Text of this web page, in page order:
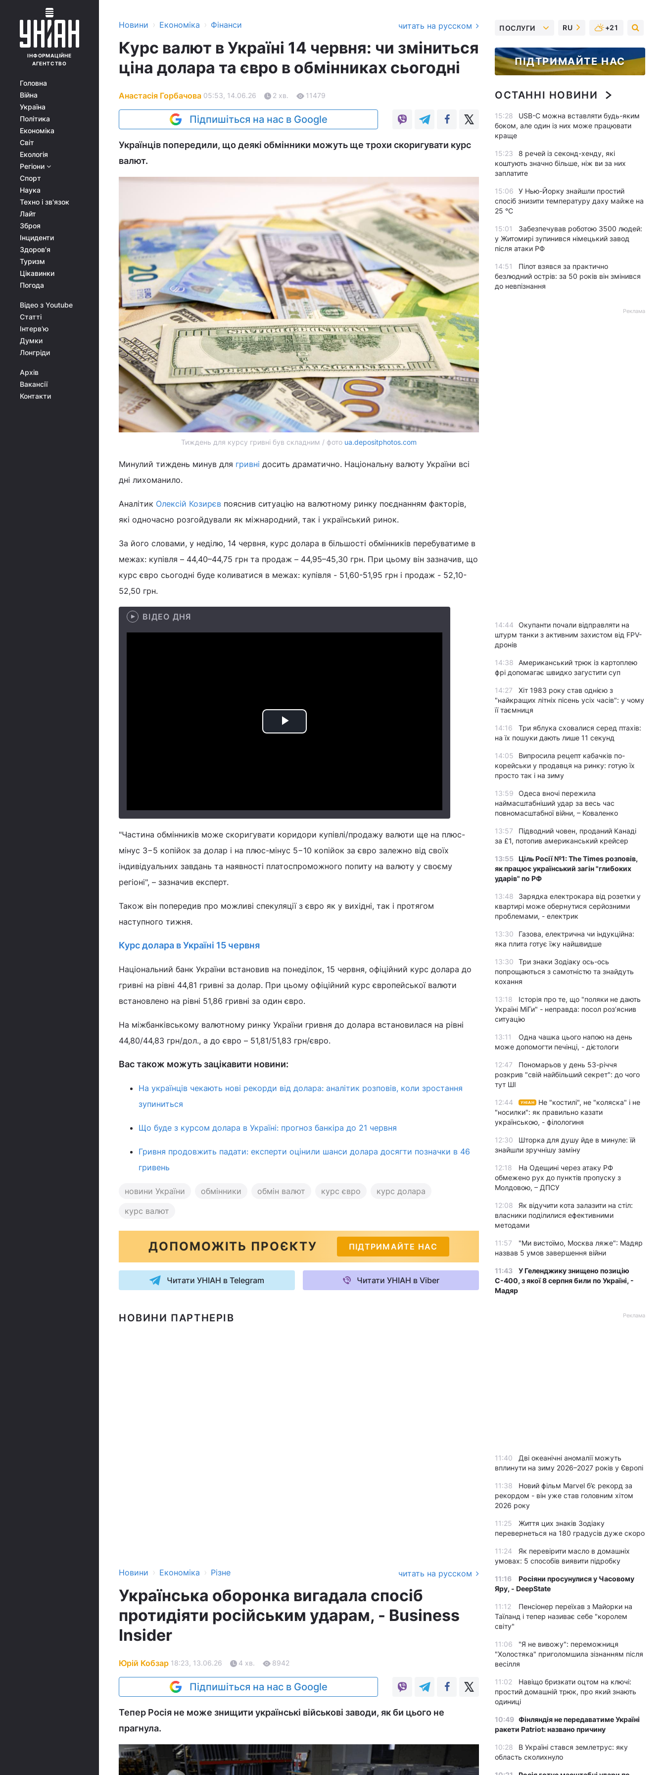
ІНФОРМАЦІЙНЕ
АГЕНТСТВО
Головна
Війна
Україна
Політика
Економіка
Світ
Екологія
Регіони
Спорт
Наука
Техно і зв'язок
Лайт
Зброя
Інциденти
Здоров'я
Туризм
Цікавинки
Погода
Відео з Youtube
Статті
Інтерв'ю
Думки
Лонгріди
Архів
Вакансії
Контакти
Новини › Економіка › Фінанси читать на русском
Курс валют в Україні 14 червня: чи зміниться
ціна долара та євро в обмінниках сьогодні
Анастасія Горбачова 05:53, 14.06.26 2 хв. 11479
Підпишіться на нас в Google
Українців попередили, що деякі обмінники можуть ще трохи скоригувати курс
валют.
Тиждень для курсу гривні був складним / фото ua.depositphotos.com
Минулий тиждень минув для гривні досить драматично. Національну валюту України всі
дні лихоманило.
Аналітик Олексій Козирєв пояснив ситуацію на валютному ринку поєднанням факторів,
які одночасно розгойдували як міжнародний, так і український ринок.
За його словами, у неділю, 14 червня, курс долара в більшості обмінників перебуватиме в
межах: купівля – 44,40–44,75 грн та продаж – 44,95–45,30 грн. При цьому він зазначив, що
курс євро сьогодні буде коливатися в межах: купівля - 51,60-51,95 грн і продаж - 52,10-
52,50 грн.
ВІДЕО ДНЯ
Play
"Частина обмінників може скоригувати коридори купівлі/продажу валюти ще на плюс-
мінус 3−5 копійок за долар і на плюс-мінус 5−10 копійок за євро залежно від своїх
індивідуальних завдань та наявності платоспроможного попиту на валюту у своєму
регіоні", – зазначив експерт.
Також він попередив про можливі спекуляції з євро як у вихідні, так і протягом
наступного тижня.
Курс долара в Україні 15 червня
Національний банк України встановив на понеділок, 15 червня, офіційний курс долара до
гривні на рівні 44,81 гривні за долар. При цьому офіційний курс європейської валюти
встановлено на рівні 51,86 гривні за один євро.
На міжбанківському валютному ринку України гривня до долара встановилася на рівні
44,80/44,83 грн/дол., а до євро – 51,81/51,83 грн/євро.
Вас також можуть зацікавити новини:
На українців чекають нові рекорди від долара: аналітик розповів, коли зростання
зупиниться
Що буде з курсом долара в Україні: прогноз банкіра до 21 червня
Гривня продовжить падати: експерти оцінили шанси долара досягти позначки в 46
гривень
новини України обмінники обмін валют курс євро
курс долара
курс валют
ДОПОМОЖІТЬ ПРОЄКТУ ПІДТРИМАЙТЕ НАС
Читати УНІАН в Telegram Читати УНІАН в Viber
НОВИНИ ПАРТНЕРІВ
Новини › Економіка › Різне читать на русском
Українська оборонка вигадала спосіб
протидіяти російським ударам, - Business
Insider
Юрій Кобзар 18:23, 13.06.26 4 хв. 8942
Підпишіться на нас в Google
Тепер Росія не може знищити українські військові заводи, як би цього не
прагнула.
ПОСЛУГИ RU +21
ПІДТРИМАЙТЕ НАС
ОСТАННІ НОВИНИ
15:28
USB-C можна вставляти будь-яким
боком, але один із них може працювати
краще
15:23
8 речей із секонд-хенду, які
коштують значно більше, ніж ви за них
заплатите
15:06
У Нью-Йорку знайшли простий
спосіб знизити температуру даху майже на
25 °C
15:01
Забезпечував роботою 3500 людей:
у Житомирі зупинився німецький завод
після атаки РФ
14:51
Пілот взявся за практично
безлюдний острів: за 50 років він змінився
до невпізнання
Реклама
14:44
Окупанти почали відправляти на
штурм танки з активним захистом від FPV-
дронів
14:38
Американський трюк із картоплею
фрі допомагає швидко загустити суп
14:27
Хіт 1983 року став однією з
"найкращих літніх пісень усіх часів": у чому
її таємниця
14:16
Три яблука сховалися серед птахів:
на їх пошуки дають лише 11 секунд
14:05
Випросила рецепт кабачків по-
корейськи у продавця на ринку: готую їх
просто так і на зиму
13:59
Одеса вночі пережила
наймасштабніший удар за весь час
повномасштабної війни, – Коваленко
13:57
Підводний човен, проданий Канаді
за £1, потопив американський крейсер
13:55 Ціль Росії №1: The Times розповів,
як працює український загін "глибоких
ударів" по РФ
13:48
Зарядка електрокара від розетки у
квартирі може обернутися серйозними
проблемами, - електрик
13:30
Газова, електрична чи індукційна:
яка плита готує їжу найшвидше
13:30
Три знаки Зодіаку ось-ось
попрощаються з самотністю та знайдуть
кохання
13:18
Історія про те, що "поляки не дають
Україні МіГи" - неправда: посол роз’яснив
ситуацію
13:11
Одна чашка цього напою на день
може допомогти печінці, - дієтологи
12:47
Пономарьов у день 53-річчя
розкрив "свій найбільший секрет": до чого
тут ШІ
12:44 УНІАН
Не "костилі", не "коляска" і не
"носилки": як правильно казати
українською, - філологиня
12:30
Шторка для душу йде в минуле: їй
знайшли зручнішу заміну
12:18
На Одещині через атаку РФ
обмежено рух до пунктів пропуску з
Молдовою, – ДПСУ
12:08
Як відучити кота залазити на стіл:
власники поділилися ефективними
методами
11:57
"Ми вистоїмо, Москва ляже": Мадяр
назвав 5 умов завершення війни
11:43
У Геленджику знищено позицію
С-400, з якої 8 серпня били по Україні, -
Мадяр
Реклама
11:40
Дві океанічні аномалії можуть
вплинути на зиму 2026–2027 років у Європі
11:38
Новий фільм Marvel б’є рекорд за
рекордом - він уже став головним хітом
2026 року
11:25
Життя цих знаків Зодіаку
перевернеться на 180 градусів дуже скоро
11:24
Як перевірити масло в домашніх
умовах: 5 способів виявити підробку
11:16
Росіяни просунулися у Часовому
Яру, - DeepState
11:12
Пенсіонер переїхав з Майорки на
Таїланд і тепер називає себе "королем
світу"
11:06
"Я не вивожу": переможниця
"Холостяка" приголомшила зізнанням після
весілля
11:02
Навіщо бризкати оцтом на ключі:
простий домашній трюк, про який знають
одиниці
10:49 Фінляндія не передаватиме Україні
ракети Patriot: названо причину
10:28
В Україні стався землетрус: яку
область сколихнуло